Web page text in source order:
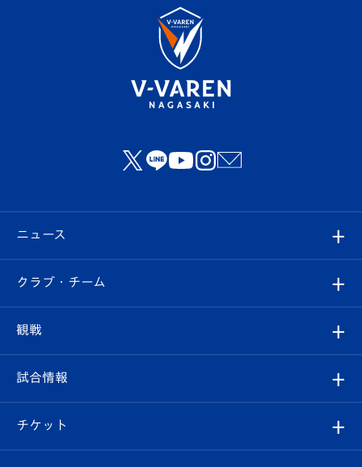
ニュース
すべて
クラブ
試合情報
クラブ・チーム
クラブ概要
エンブレム紹介
観戦
観戦ルール
はじめての観戦ガイド
試合情報
試合日程/結果
チケット